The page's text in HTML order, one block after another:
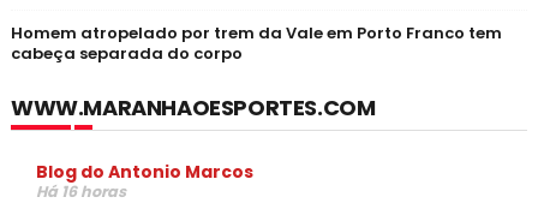
Homem atropelado por trem da Vale em Porto Franco tem
cabeça separada do corpo
WWW.MARANHAOESPORTES.COM
Blog do Antonio Marcos
Há 16 horas